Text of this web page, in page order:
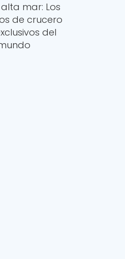
alta mar: Los
de crucero
del